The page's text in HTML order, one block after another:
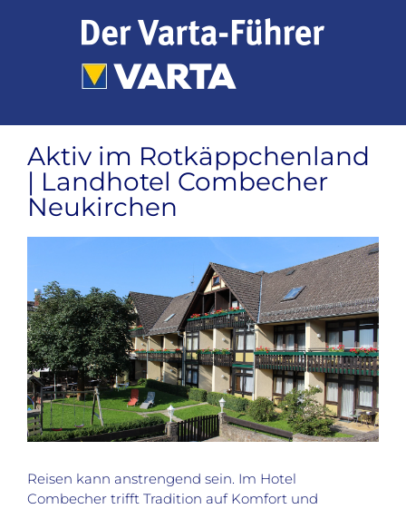
Aktiv im Rotkäppchenland
| Landhotel Combecher
Neukirchen
Bild
Reisen kann anstrengend sein. Im Hotel
Combecher trifft Tradition auf Komfort und